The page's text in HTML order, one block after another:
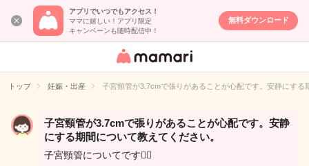
アプリでいつでもアクセス！
ママに嬉しい！アプリ限定
キャンペーンも随時配信中！
無料ダウンロード
女性専用匿名QA
イト
トップ 妊娠・出産 子宮頸管が3.7cmで張りがあることが心配です。安静にする
子宮頸管が3.7cmで張りがあることが心配です。安静
にする期間について教えてください。
子宮頸管についてです🙇‍♀️